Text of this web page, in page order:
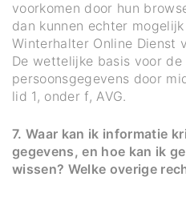
voorkomen door hun
dan kunnen echter
Winterhalter Online Dienst
De wettelijke basis voor
persoonsgegevens door
lid 1, onder f, AVG.
7. Waar kan ik informatie
gegevens, en hoe kan ik
wissen? Welke overige